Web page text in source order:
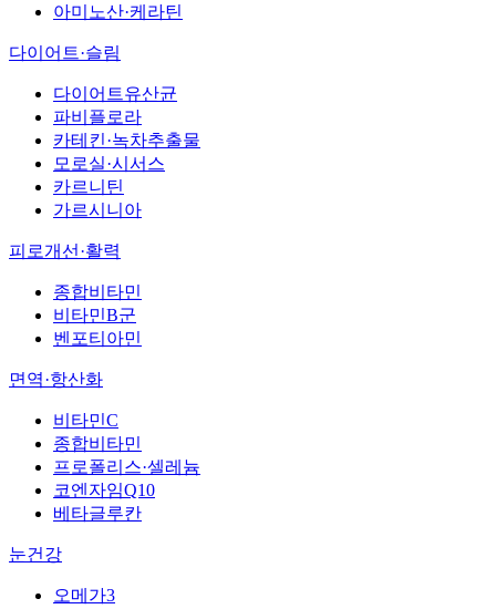
아미노산·케라틴
다이어트·슬림
다이어트유산균
파비플로라
카테킨·녹차추출물
모로실·시서스
카르니틴
가르시니아
피로개선·활력
종합비타민
비타민B군
벤포티아민
면역·항산화
비타민C
종합비타민
프로폴리스·셀레늄
코엔자임Q10
베타글루칸
눈건강
오메가3